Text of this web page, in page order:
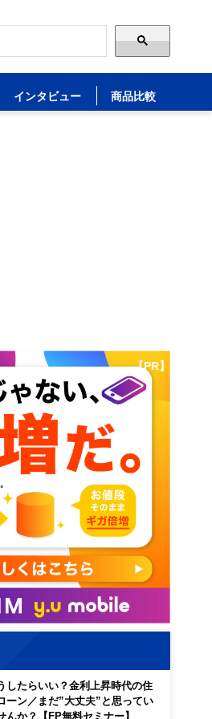
インタビュー 商品比較
【PR】
したらいい？金利上昇時代の住
ーン／まだ”大丈夫”と思ってい
んか？【FP無料セミナー】